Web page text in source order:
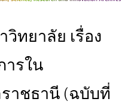
ทยาลัย เรื่อง
ารใน
าชธานี (ฉบับที่